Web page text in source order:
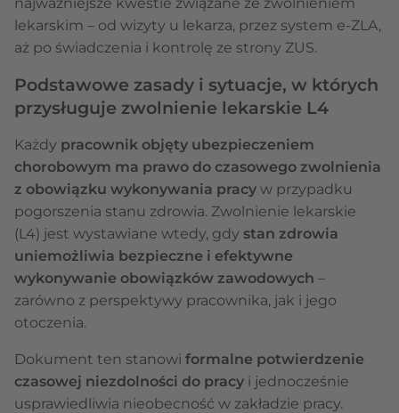
lekarskim – od wizyty u lekarza, przez system e-ZLA,
aż po świadczenia i kontrolę ze strony ZUS.
Podstawowe zasady i sytuacje, w których
przysługuje zwolnienie lekarskie L4
Każdy pracownik objęty ubezpieczeniem
chorobowym ma prawo do czasowego zwolnienia
z obowiązku wykonywania pracy w przypadku
pogorszenia stanu zdrowia. Zwolnienie lekarskie
(L4) jest wystawiane wtedy, gdy stan zdrowia
uniemożliwia bezpieczne i efektywne
wykonywanie obowiązków zawodowych –
zarówno z perspektywy pracownika, jak i jego
otoczenia.
Dokument ten stanowi formalne potwierdzenie
czasowej niezdolności do pracy i jednocześnie
usprawiedliwia nieobecność w zakładzie pracy.